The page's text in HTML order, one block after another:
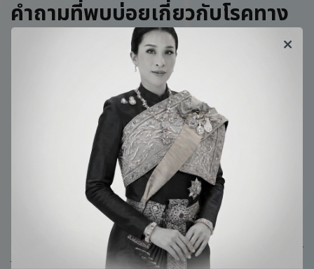
คำถามที่พบบ่อยเกี่ยวกับโรคทาง
พันธุกรรมและโครโมโซมเพศ
1. การตรวจ NIPT สามารถตรวจหาความผิด
ปกติของโครโมโซมเพศได้หรือไม่
NIPT Test คือการตรวจคัดกรองทารกจาก
ตัวอย่างเลือดของมารดา ที่สามารถค้นหาความผิดปกติต่าง
ๆ ของโครโมโซมทารกที่หมุนเวียนอยู่ในกระแสเลือดของ
มารดา โดยทั่วไปแล้ว การตรวจ NIPT สามารถตรวจ
หาความผิดปกติของโครโมโซมหลักคู่ที่ 13, 18 และ 21 รวม
ถึงความผิดปกติของโครโมโซมคู่อื่น ๆ และโครโมโซมเพศได้
ทั้งนี้ ขอบเขตการตรวจที่ครอบคลุมจะขึ้นอยู่กับระดับของแพ็ก
เกจการตรวจที่เลือกใช้บริการ เนื่องจากบริการและแพ็กเก
จการตรวจบางรายการ อาจครอบคลุมเฉพาะการ ตรวจดาวน์ซิ
นโดรม และไม่ครอบคลุมการตรวจโครโมโซม